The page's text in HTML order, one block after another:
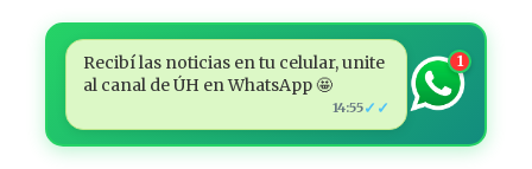
Recibí las noticias en tu celular, unite
al canal de ÚH en WhatsApp 🤩
14:55✓✓
1